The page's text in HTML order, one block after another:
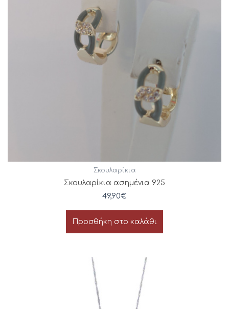
Σκουλαρίκια
Σκουλαρίκια ασημένια 925
49,90€
Προσθήκη στο καλάθι